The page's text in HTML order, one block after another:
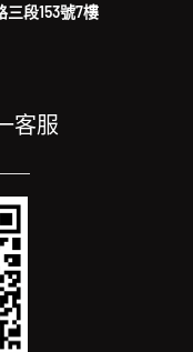
段153號7樓
客服